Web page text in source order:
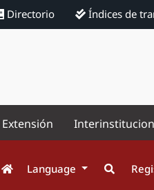
Directorio Índices de
Language